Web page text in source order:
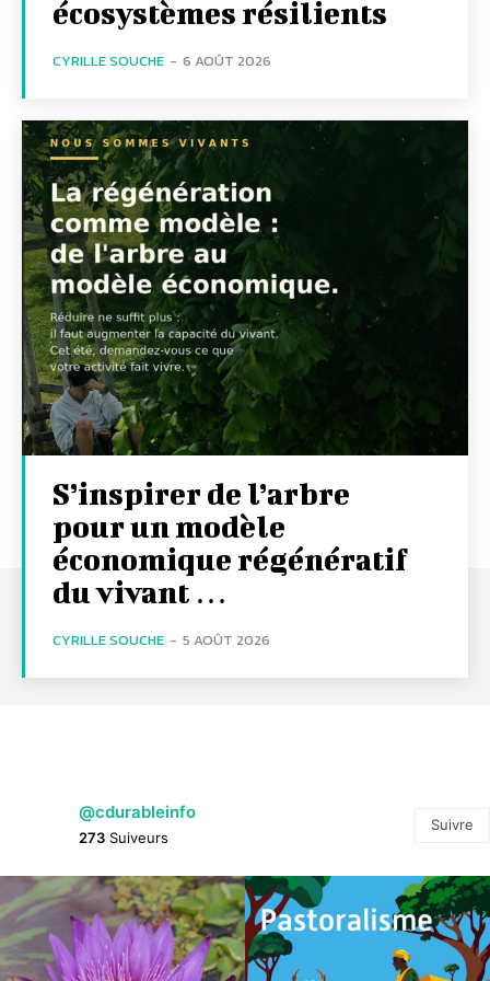
écosystèmes résilients
CYRILLE SOUCHE - 6 AOÛT 2026
S’inspirer de l’arbre
pour un modèle
économique régénératif
du vivant …
CYRILLE SOUCHE - 5 AOÛT 2026
@cdurableinfo
273 Suiveurs
Suivre